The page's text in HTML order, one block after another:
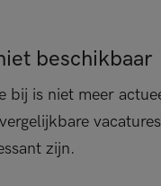
beschikbaar
bij is niet meer
zijn.